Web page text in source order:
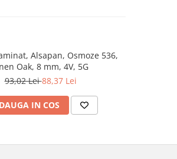
Alsapan, Osmoze 536,
Oak, 8 mm, 4V, 5G
93,02 Lei88,37 Lei
IN COS